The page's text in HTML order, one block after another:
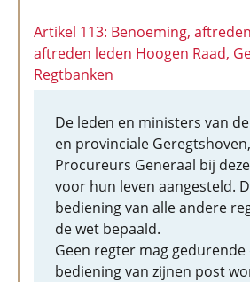
Artikel 113: Benoeming,
aftreden leden Hoogen Raad,
Regtbanken
De leden en ministers van
en provinciale
Procureurs Generaal bij
voor hun leven aangesteld.
bediening van alle andere
de wet bepaald.
Geen regter mag
bediening van zijnen post